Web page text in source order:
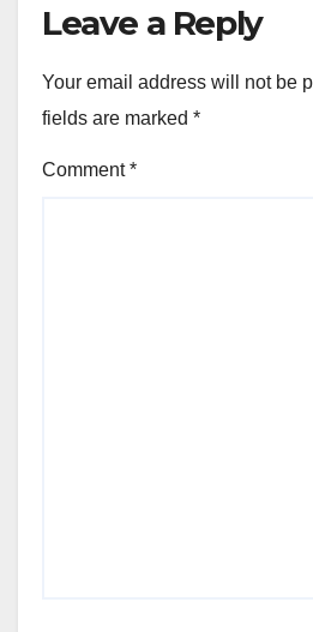
Leave a Reply
Your email address will not be
fields are marked *
Comment*